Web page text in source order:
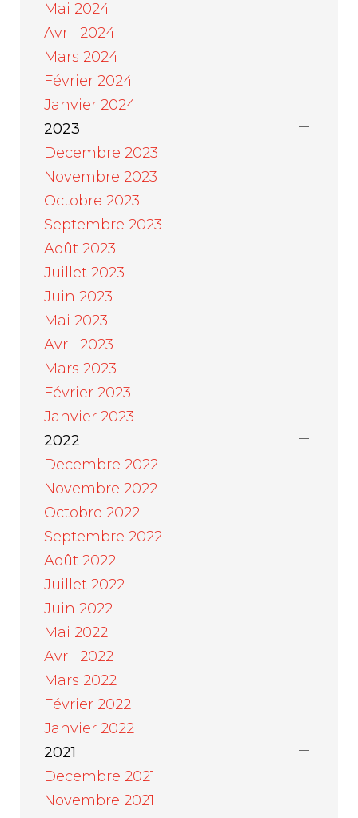
Mai 2024
Avril 2024
Mars 2024
Février 2024
Janvier 2024
2023
Decembre 2023
Novembre 2023
Octobre 2023
Septembre 2023
Août 2023
Juillet 2023
Juin 2023
Mai 2023
Avril 2023
Mars 2023
Février 2023
Janvier 2023
2022
Decembre 2022
Novembre 2022
Octobre 2022
Septembre 2022
Août 2022
Juillet 2022
Juin 2022
Mai 2022
Avril 2022
Mars 2022
Février 2022
Janvier 2022
2021
Decembre 2021
Novembre 2021